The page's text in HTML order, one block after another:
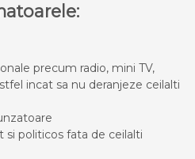
precum radio, mini TV,
incat sa nu deranjeze ceilalti
politicos fata de ceilalti